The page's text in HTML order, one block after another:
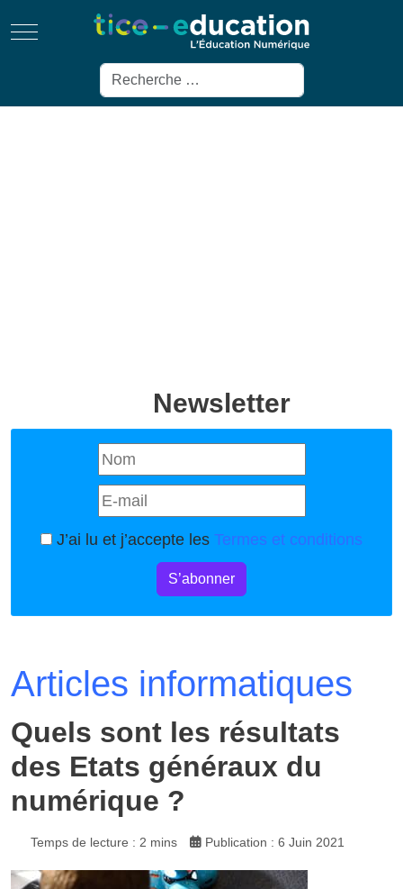
Mobile Menu Toggle
Rechercher
Newsletter
J’ai lu et j’accepte les Termes et conditions
S’abonner
Articles informatiques
Quels sont les résultats
des Etats généraux du
numérique ?
Temps de lecture : 2 mins Publication : 6 Juin 2021